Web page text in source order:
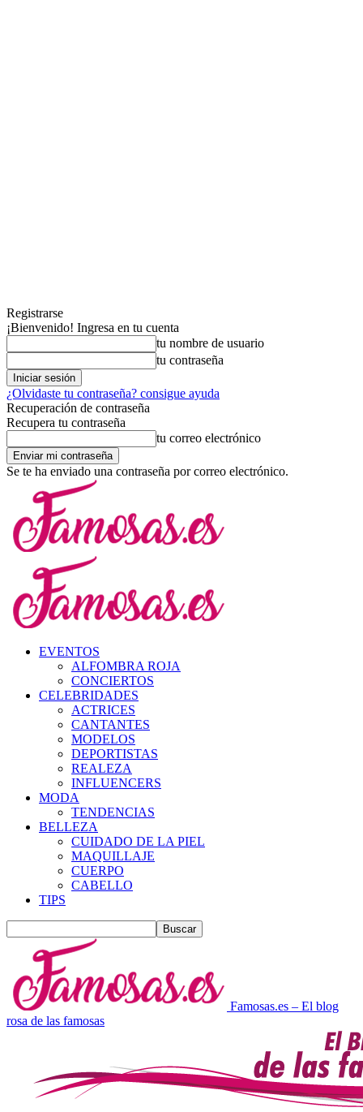
Registrarse
¡Bienvenido! Ingresa en tu cuenta
tu nombre de usuario
tu contraseña
¿Olvidaste tu contraseña? consigue ayuda
Recuperación de contraseña
Recupera tu contraseña
tu correo electrónico
Se te ha enviado una contraseña por correo electrónico.
EVENTOS
ALFOMBRA ROJA
CONCIERTOS
CELEBRIDADES
ACTRICES
CANTANTES
MODELOS
DEPORTISTAS
REALEZA
INFLUENCERS
MODA
TENDENCIAS
BELLEZA
CUIDADO DE LA PIEL
MAQUILLAJE
CUERPO
CABELLO
TIPS
Famosas.es – El blog
rosa de las famosas